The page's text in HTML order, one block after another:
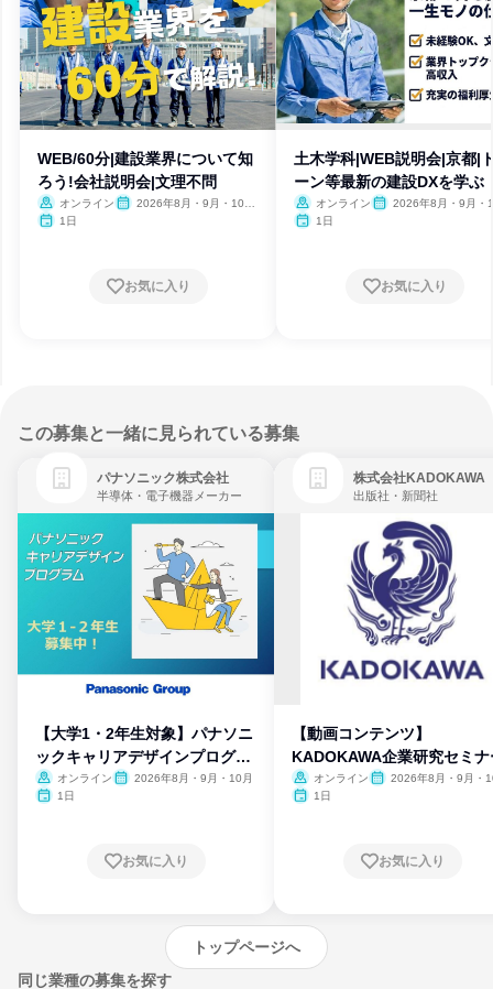
WEB/60分|建設業界について知
ろう!会社説明会|文理不問
オンライン
2026年8月・9月・10
1日
お気に入り
土木学科|WEB説明会|京都|
ーン等最新の建設DXを学ぶ
オンライン
2026年8月・9月・
1日
お気に入り
この募集と一緒に見られている募集
パナソニック株式会社
半導体・電子機器メーカー
【大学1・2年生対象】パナソニ
ックキャリアデザインプログラ
ム
オンライン
2026年8月・9月・10月
1日
お気に入り
株式会社KADOKAWA
出版社・新聞社
【動画コンテンツ】
KADOKAWA企業研究セミナ
オンライン
2026年8月・9月・
1日
お気に入り
トップページへ
同じ業種の募集を探す